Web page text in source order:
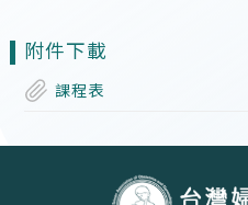
附件下載
課程表